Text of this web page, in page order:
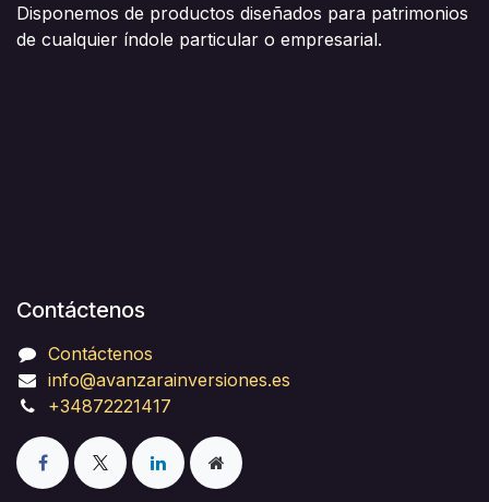
Disponemos de productos diseñados para patrimonios
de cualquier índole particular o empresarial.
Contáctenos
Contáctenos
info@avanzarainversiones.es
+34872221417